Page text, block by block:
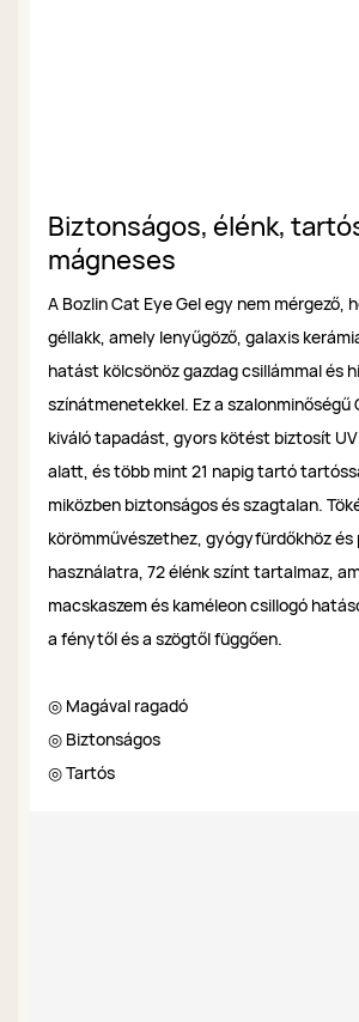
Biztonságos, élénk,
mágneses
A Bozlin Cat Eye Gel egy nem mérgező,
géllakk, amely lenyűgöző, galaxis
hatást kölcsönöz gazdag csillámmal és
színátmenetekkel. Ez a szalonminőségű
kiváló tapadást, gyors kötést biztosít
alatt, és több mint 21 napig tartó
miközben biztonságos és szagtalan.
körömművészethez, gyógyfürdőkhöz és
használatra, 72 élénk színt tartalmaz,
macskaszem és kaméleon csillogó
a fénytől és a szögtől függően.
◎ Magával ragadó
◎ Biztonságos
◎ Tartós